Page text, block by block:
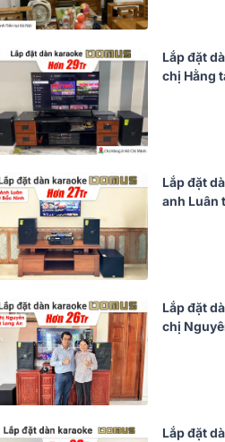
Lắp đặt
chị Hằng
Lắp đặt
anh Luân
Lắp đặt
chị
Lắp đặt